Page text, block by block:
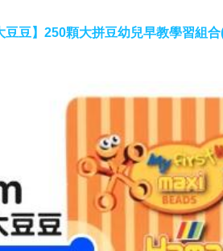
豆豆】250顆大拼豆幼兒早教學習組